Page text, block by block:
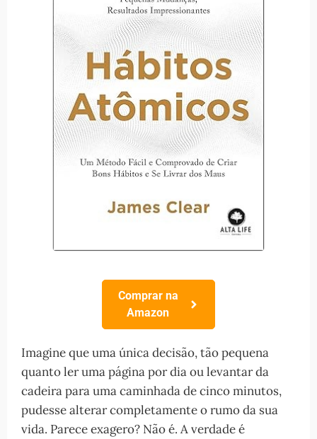
Comprar na
Amazon
Imagine que uma única decisão, tão pequena
quanto ler uma página por dia ou levantar da
cadeira para uma caminhada de cinco minutos,
pudesse alterar completamente o rumo da sua
vida. Parece exagero? Não é. A verdade é